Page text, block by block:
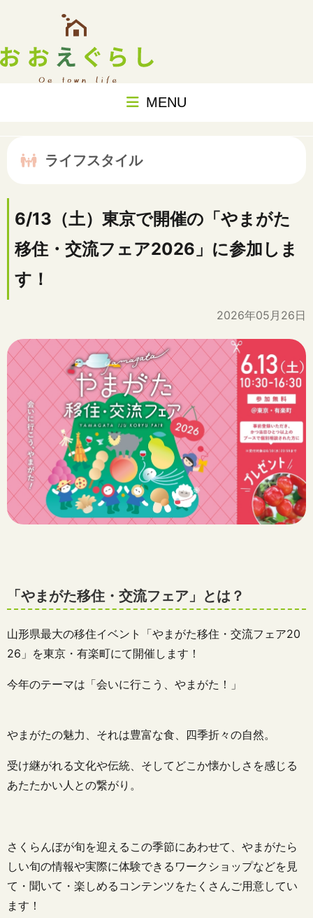
MENU
ライフスタイル
6/13（土）東京で開催の「やまがた
移住・交流フェア2026」に参加しま
す！
2026年05月26日
「やまがた移住・交流フェア」とは？
山形県最大の移住イベント「やまがた移住・交流フェア20
26」を東京・有楽町にて開催します！
今年のテーマは「会いに行こう、やまがた！」
やまがたの魅力、それは豊富な食、四季折々の自然。
受け継がれる文化や伝統、そしてどこか懐かしさを感じる
あたたかい人との繋がり。
さくらんぼが旬を迎えるこの季節にあわせて、やまがたら
しい旬の情報や実際に体験できるワークショップなどを見
て・聞いて・楽しめるコンテンツをたくさんご用意してい
ます！